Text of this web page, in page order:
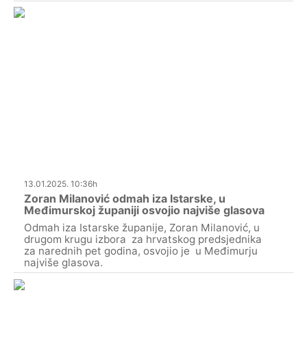
13.01.2025. 10:36h
Zoran Milanović odmah iza Istarske, u
Međimurskoj županiji osvojio najviše glasova
Odmah iza Istarske županije, Zoran Milanović, u
drugom krugu izbora za hrvatskog predsjednika
za narednih pet godina, osvojio je u Međimurju
najviše glasova.